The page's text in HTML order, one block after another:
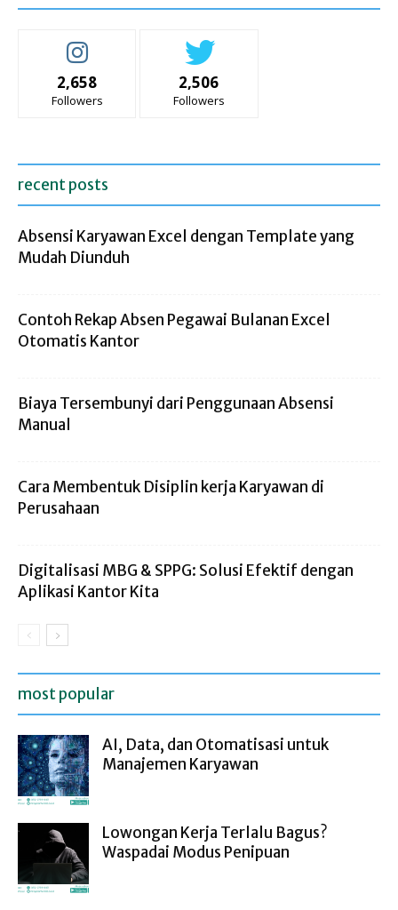
2,658
Followers
2,506
Followers
recent posts
Absensi Karyawan Excel dengan Template yang
Mudah Diunduh
Contoh Rekap Absen Pegawai Bulanan Excel
Otomatis Kantor
Biaya Tersembunyi dari Penggunaan Absensi
Manual
Cara Membentuk Disiplin kerja Karyawan di
Perusahaan
Digitalisasi MBG & SPPG: Solusi Efektif dengan
Aplikasi Kantor Kita
most popular
AI, Data, dan Otomatisasi untuk
Manajemen Karyawan
Lowongan Kerja Terlalu Bagus?
Waspadai Modus Penipuan